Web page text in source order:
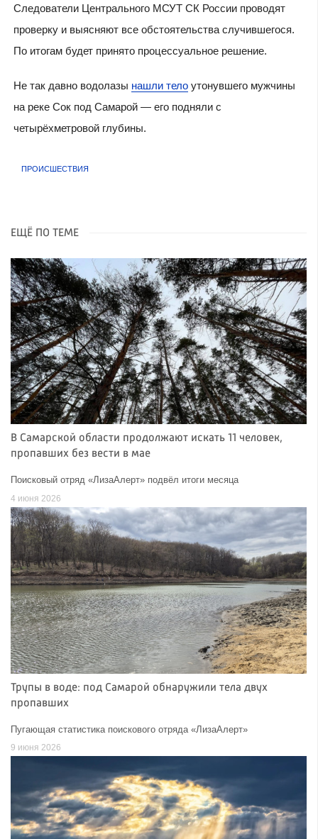
Следователи Центрального МСУТ СК России проводят
проверку и выясняют все обстоятельства случившегося.
По итогам будет принято процессуальное решение.
Не так давно водолазы нашли телоутонувшего мужчины
на реке Сок под Самарой — его подняли с
четырёхметровой глубины.
ПРОИСШЕСТВИЯ
ЕЩЁ ПО ТЕМЕ
В Самарской области продолжают искать 11 человек,
пропавших без вести в мае
Поисковый отряд «ЛизаАлерт» подвёл итоги месяца
4 июня 2026
Трупы в воде: под Самарой обнаружили тела двух
пропавших
Пугающая статистика поискового отряда «ЛизаАлерт»
9 июня 2026